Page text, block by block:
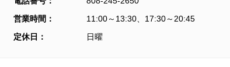
営業時間：
11:00～13:30、17:30～20:45
定休日：
日曜